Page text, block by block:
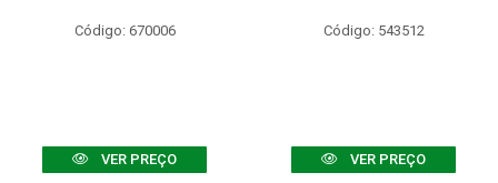
Código: 670006
VER PREÇO
Código: 543512
VER PREÇO